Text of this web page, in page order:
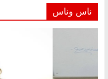
ناس وناس